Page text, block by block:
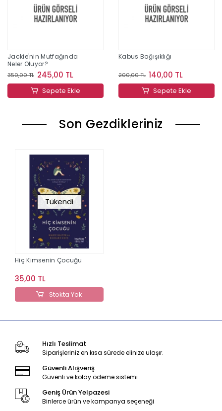
Jackie'nin Mutfağında
Neler Oluyor?
350,00 TL 245,00 TL
Sepete Ekle
Kabus Bağışıklığı
200,00 TL 140,00 TL
Sepete Ekle
Son Gezdikleriniz
Tükendi
Hiç Kimsenin Çocuğu
35,00 TL
Stokta Yok
Hızlı Teslimat
Siparişleriniz en kısa sürede elinize ulaşır.
Güvenli Alışveriş
Güvenli ve kolay ödeme sistemi
Geniş Ürün Yelpazesi
Binlerce ürün ve kampanya seçeneği